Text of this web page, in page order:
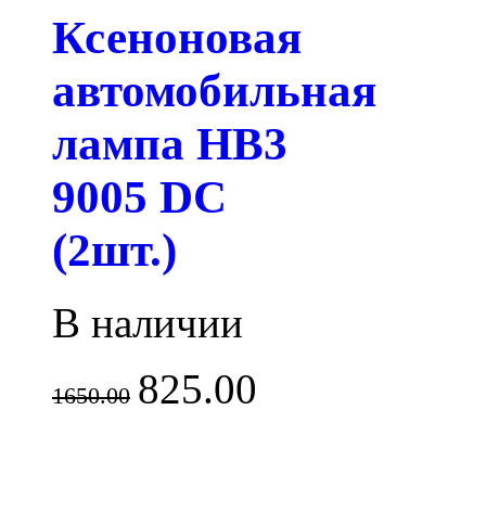
Ксеноновая
автомобильная
лампа HB3
9005 DC
(2шт.)
В наличии
1650.00 825.00